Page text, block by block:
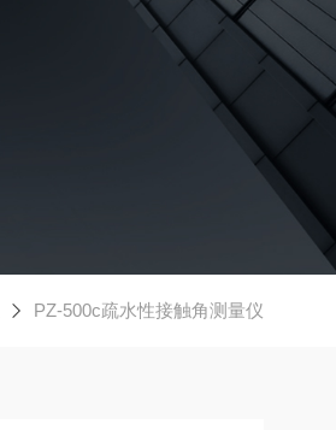
PZ-500c疏水性接触角测量仪